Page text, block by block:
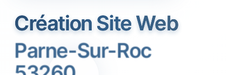
Création Site Web
Parne-Sur-Roc